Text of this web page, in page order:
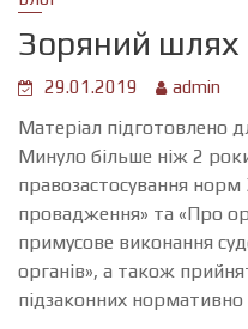
Зоряний шлях
29.01.2019 admin
Матеріал підготовлено
Минуло більше ніж 2
правозастосування
провадження» та «Про
примусове виконання
органів», а також
підзаконних нормативно